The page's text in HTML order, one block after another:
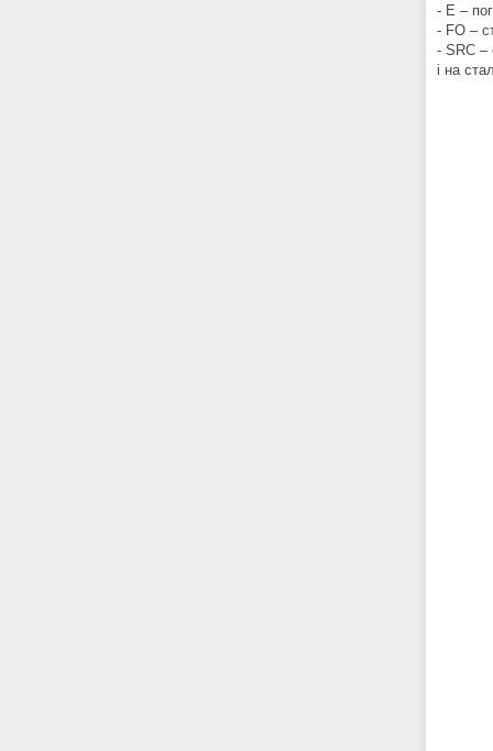
- E –
- FO –
- SRC –
і на